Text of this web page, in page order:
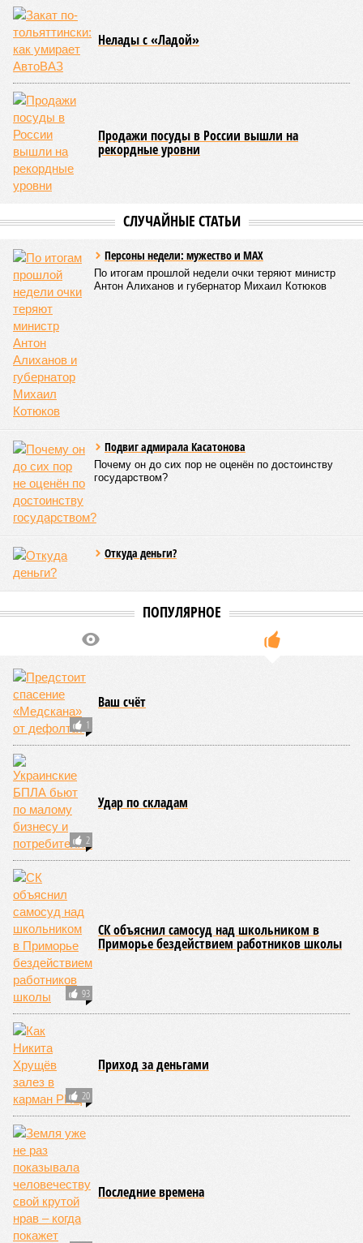
то по «Станции Л» подобной публичной отчётности
дольщики не видят. Ни Capital Group, ни кураторы
строительства не подтверждают ни соблюдения графика
строительства, ни объёма фактически выполненных работ.
Напрашивается закономерный вопрос: если
декларируемая «Capital Group модель (достраивать
проблемные объекты SSD») сработала на
Лосиноостровской, почему она не масштабируется на
Люблино? И означает ли отсутствие техники на площадке,
Митингии палаточные лагеря у объекта в
последние месяцы в личном общении нам перестали
называть даже ориентировочные сроки»
расстроенные дольщики.
Казалось бы, формально ответственность по
достраиванию объекта распределена. Seven Suns
Development – банкрот, часть его структур признана
несостоятельной ещё в 2024 году, бенефициар компании
находится под следствием по ст. 200.3 УК РФ. Достройку
проблемных объектов группы – «Станции Л», «Сказочного
леса» и «В стремлении к свету», согласно информации на
трёх объектов уже сданы или близки к сдаче. Третий –
«Станция Л», крупнейший по числу пострадавших
дольщиков (3908 квартир в пяти корпусах) – по факту
остаётся стройплощадкой без стройки. Возникает вопрос:
распространяется ли договорённость 2024 года на
объектам мешей сложности и меньшего масштаба?
Источник: https://avaho.ru/novostroyka/moskva/uvao/lyublino/svetlyy-mir-
Если да, то на каком основании декларируются конкретные
даты сдачи жилого комплекса (декабрь 2026 – март 2028),
отсутствию техники на площадке, ещё не началась? При
этом на бумаге даты ввода ЖК в строй продолжают
фигурироватьв объявлениях о продаже квартир на
профильных порталах.
Для почти четырёх тысяч будущих собственников квартир
время давно измеряется не календарём, а очередными
переносами ожиданий. И пока на профильных порталах
продолжают указывать даты сдачи, главным индикатором
остается сама стройка. Если на ней по-прежнему не видно
признаков масштабных работ, то неизбежно возникает
вопрос: не превращаются ли сроки ввода в декларацию,
которая все больше расходится с реальным положением
дел? Именно на этот вопрос сегодня больше всего ждут
ответа дольщики ЖК «Станция Л».
Николай Ольхин
Опубликовано:07.08.2026 11:09
Украинскому
кандидату в
конгресс США
запретили
приходить на пляж
после драки
рассорить Москву и
КОММЕНТАРИИ 0
Новости smi2.ru
Версия //Общество
крутой нрав – когда покажет снова?
Последние времена